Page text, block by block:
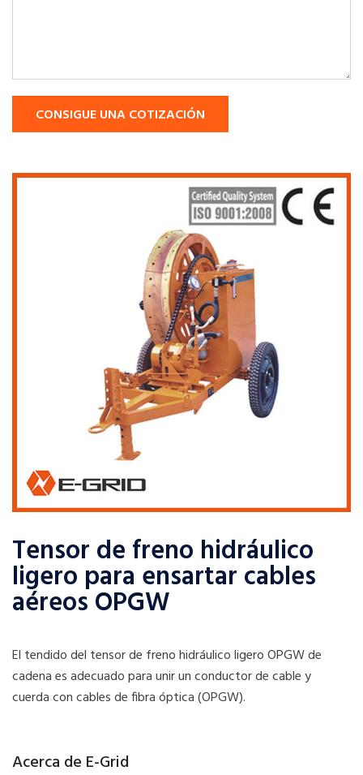
CONSIGUE UNA COTIZACIÓN
Tensor de freno hidráulico
ligero para ensartar cables
aéreos OPGW
El tendido del tensor de freno hidráulico ligero OPGW de
cadena es adecuado para unir un conductor de cable y
cuerda con cables de fibra óptica (OPGW).
Acerca de E-Grid